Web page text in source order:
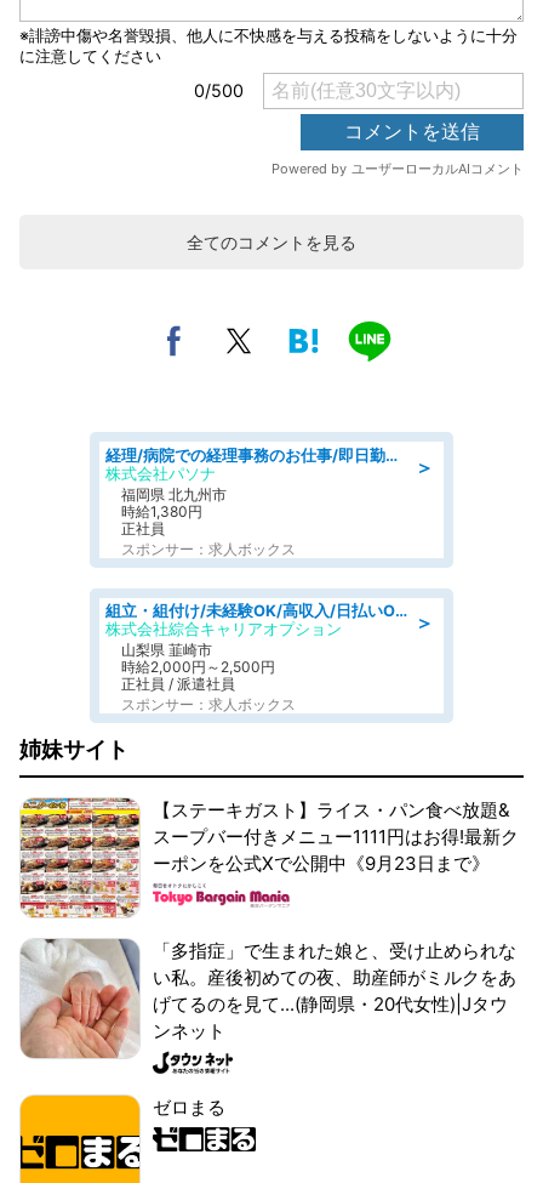
全てのコメントを見る
＞
経理/病院での経理事務のお仕事/即日勤務可/車通勤可/経理/一般事務
株式会社パソナ
福岡県 北九州市
時給1,380円
正社員
スポンサー：求人ボックス
＞
組立・組付け/未経験OK/高収入/日払いOK/寮費無料/日勤
株式会社綜合キャリアオプション
山梨県 韮崎市
時給2,000円～2,500円
正社員 / 派遣社員
スポンサー：求人ボックス
姉妹サイト
【ステーキガスト】ライス・パン食べ放題&
スープバー付きメニュー1111円はお得!最新ク
ーポンを公式Xで公開中《9月23日まで》
「多指症」で生まれた娘と、受け止められな
い私。産後初めての夜、助産師がミルクをあ
げてるのを見て...(静岡県・20代女性)|Jタウ
ンネット
ゼロまる